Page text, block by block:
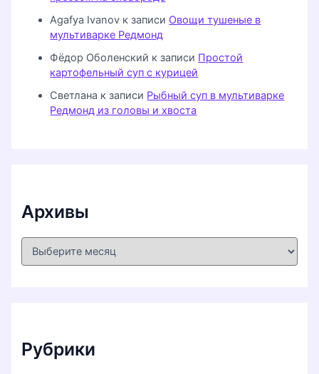
Agafya Ivanov к записи Овощи тушеные в
мультиварке Редмонд
Фёдор Оболенский к записи Простой
картофельный суп с курицей
Светлана к записи Рыбный суп в мультиварке
Редмонд из головы и хвоста
Архивы
Рубрики